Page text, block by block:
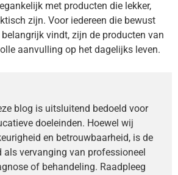
met producten die lekker,
zijn. Voor iedereen die bewust
vindt, zijn de producten van
aanvulling op het dagelijks leven.
blog is uitsluitend bedoeld voor
doeleinden. Hoewel wij
en betrouwbaarheid, is de
als vervanging van professioneel
of behandeling. Raadpleeg